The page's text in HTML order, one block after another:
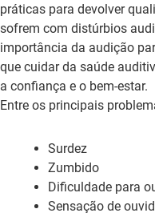
práticas para devolver
sofrem com distúrbios
importância da audição
que cuidar da saúde
a confiança e o bem-estar.
Entre os principais
Surdez
Zumbido
Dificuldade para
Sensação de